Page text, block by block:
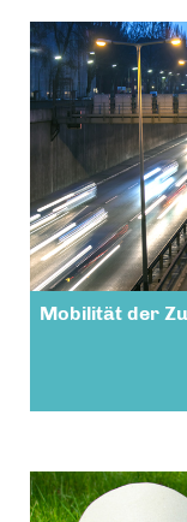
Mobilität der